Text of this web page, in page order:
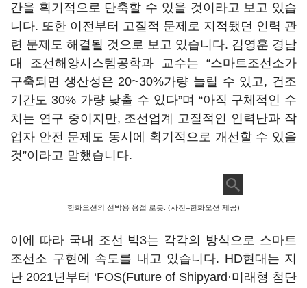
간을 획기적으로 단축할 수 있을 것이라고 보고 있습
니다. 또한 이전부터 고질적 문제로 지적됐던 인력 관
련 문제도 해결될 것으로 보고 있습니다. 김영훈 경남
대 조선해양시스템공학과 교수는 “스마트조선소가
구축되면 생산성은 20~30%가량 늘릴 수 있고, 건조
기간도 30% 가량 낮출 수 있다”며 “아직 구체적인 수
치는 연구 중이지만, 조선업계 고질적인 인력난과 작
업자 안전 문제도 동시에 획기적으로 개선할 수 있을
것”이라고 말했습니다.
한화오션의 선박용 용접 로봇. (사진=한화오션 제공)
이에 따라 국내 조선 빅3는 각각의 방식으로 스마트
조선소 구현에 속도를 내고 있습니다. HD현대는 지
난 2021년부터 ‘FOS(Future of Shipyard·미래형 첨단